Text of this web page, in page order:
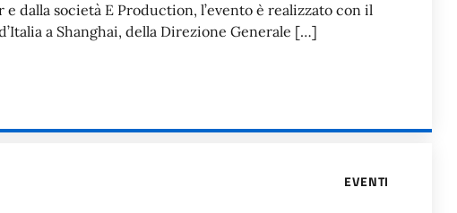
dalla società E Production, l’evento è realizzato con il
a Shanghai, della Direzione Generale […]
EVENTI